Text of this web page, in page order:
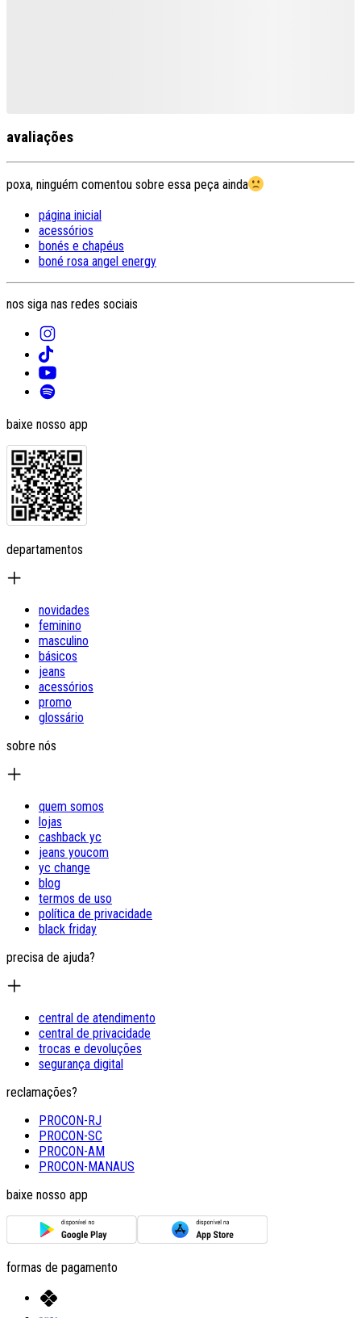
avaliações
poxa, ninguém comentou sobre essa peça ainda
página inicial
acessórios
bonés e chapéus
boné rosa angel energy
nos siga nas redes sociais
baixe nosso app
departamentos
novidades
feminino
masculino
básicos
jeans
acessórios
promo
glossário
sobre nós
quem somos
lojas
cashback yc
jeans youcom
yc change
blog
termos de uso
política de privacidade
black friday
precisa de ajuda?
central de atendimento
central de privacidade
trocas e devoluções
segurança digital
reclamações?
PROCON-RJ
PROCON-SC
PROCON-AM
PROCON-MANAUS
baixe nosso app
formas de pagamento